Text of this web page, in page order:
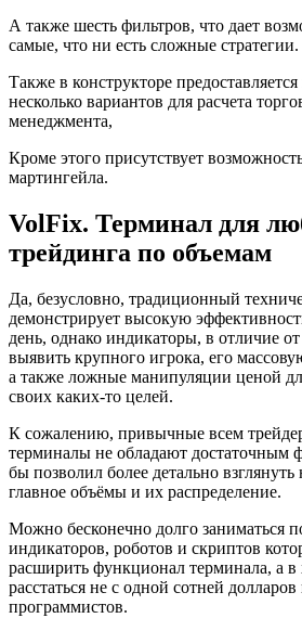
А также шесть фильтров, что дает
самые, что ни есть сложные стратегии.
Также в конструкторе
несколько вариантов для расчета
менеджмента,
Кроме этого присутствует
мартингейла.
VolFix. Терминал для
трейдинга по объемам
Да, безусловно, традиционный
демонстрирует высокую
день, однако индикаторы, в отличие
выявить крупного игрока, его
а также ложные манипуляции ценой
своих каких-то целей.
К сожалению, привычные всем
терминалы не обладают достаточным
бы позволил более детально взглянуть
главное объёмы и их распределение.
Можно бесконечно долго заниматься
индикаторов, роботов и скриптов
расширить функционал терминала, а в
расстаться не с одной сотней
программистов.